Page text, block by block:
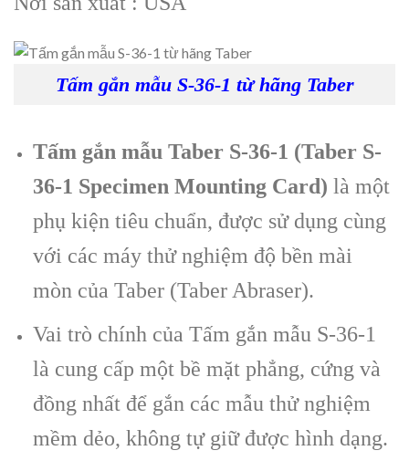
Tấm gắn mẫu S-36-1 từ hãng Taber
Tấm gắn mẫu Taber S-36-1 (Taber S-
36-1 Specimen Mounting Card) là một
phụ kiện tiêu chuẩn, được sử dụng cùng
với các máy thử nghiệm độ bền mài
mòn của Taber (Taber Abraser).
Vai trò chính của Tấm gắn mẫu S-36-1
là cung cấp một bề mặt phẳng, cứng và
đồng nhất để gắn các mẫu thử nghiệm
mềm dẻo, không tự giữ được hình dạng.